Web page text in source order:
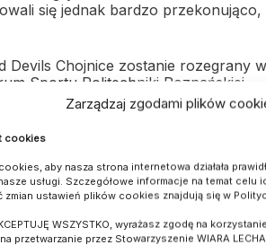
Zarządzaj zgodami plików
cookies
aby nasza strona internetowa działała
usługi. Szczegółowe informacje na temat celu
zmian ustawień plików cookies znajdują się w
WSZYSTKO, wyrażasz zgodę na
przetwarzanie przez Stowarzyszenie WIARA
się jednak bardzo przekonująco,
Devils Chojnice zostanie rozegrany w
Sportu Politechniki Poznańskiej.
15 złotych. Spotkanie nie
pojawić się maksymalnie 299
SHARE ON TELEGRAM